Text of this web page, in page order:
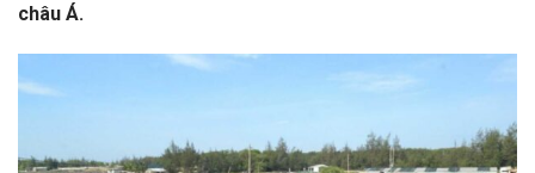
châu Á.